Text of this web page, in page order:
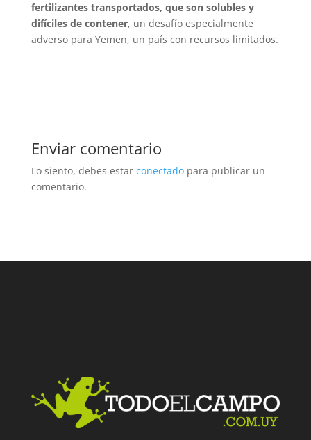
fertilizantes transportados, que son solubles y
difíciles de contener, un desafío especialmente
adverso para Yemen, un país con recursos limitados.
Enviar comentario
Lo siento, debes estar conectadopara publicar un
comentario.
Facebook